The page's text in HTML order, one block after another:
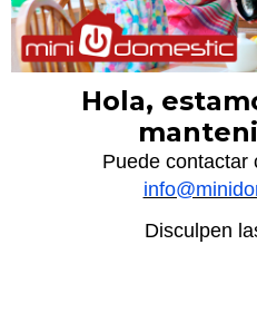
Hola,
Puede contactar
Disculpen